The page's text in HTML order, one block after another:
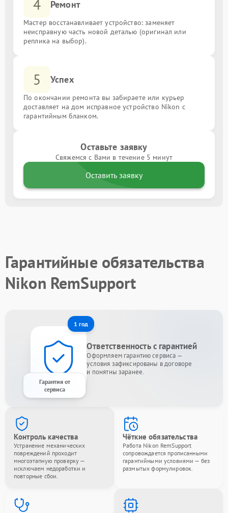
4 Ремонт
Мастер восстанавливает устройство: заменяет
неисправную часть новой деталью (оригинал или
реплика на выбор).
5 Успех
По окончании ремонта вы забираете или курьер
доставляет на дом исправное устройство Nikon с
гарантийным бланком.
Оставьте заявку
Свяжемся с Вами в течение 5 минут
Оставить заявку
Гарантийные обязательства
Nikon RemSupport
1 год
Гарантия от
сервиса
Ответственность с гарантией
Оформляем гарантию сервиса —
условия зафиксированы в договоре
и понятны заранее.
Контроль качества
Устранение механических
повреждений проходит
многоэтапную проверку —
исключаем недоработки и
повторные сбои.
Чёткие обязательства
Работа Nikon RemSupport
сопровождается прописанными
гарантийными условиями — без
размытых формулировок.